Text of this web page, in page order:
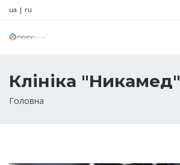
ua | ru
Клініка "Никамед"
Рядок
Головна